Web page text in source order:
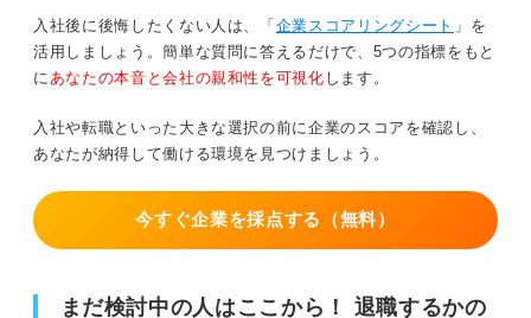
入社後に後悔したくない人は、「 企業スコアリングシート 」を
活用しましょう。簡単な質問に答えるだけで、5つの指標をもと
にあなたの本音と会社の親和性を可視化 します。
入社や転職といった大きな選択の前に企業のスコアを確認し、
あなたが納得して働ける環境を見つけましょう。
今すぐ企業を採点する（無料）
まだ検討中の人はここから！ 退職するかの
考えよう